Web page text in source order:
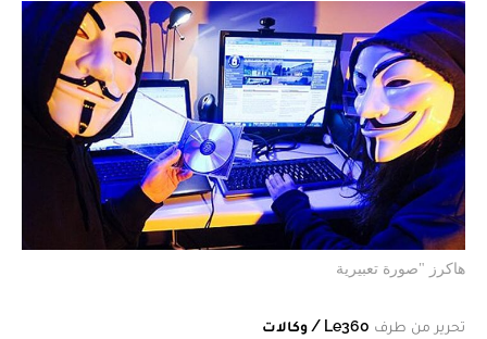
هاكرز "صورة تعبيرية
تحرير من طرف Le360 / وكالات